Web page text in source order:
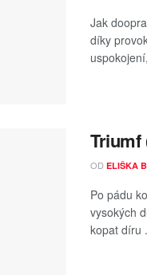
Jak
díky
Triumf
OD ELIŠKA
Po pádu
vysokých
kopat díru